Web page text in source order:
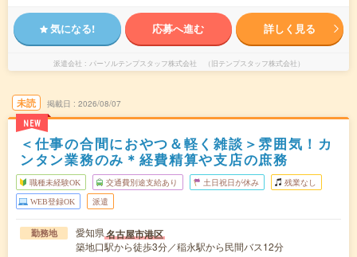
気になる! 応募へ進む 詳しく見る
派遣会社 パーソルテンプスタッフ株式会社 （旧テンプスタッフ株式会社）
未読
NEW
掲載日 2026/08/07
＜仕事の合間におやつ＆軽く雑談＞雰囲気！カ
ンタン業務のみ＊経費精算や支店の庶務
職種未経験OK 交通費別途支給あり 土日祝日が休み 残業なし
WEB登録OK 派遣
勤務地 愛知県名古屋市港区
築地口駅から徒歩3分／稲永駅から民間バス12分